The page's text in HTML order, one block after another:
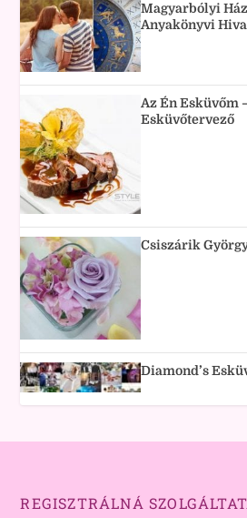
Magyarbólyi
Anyakönyvi
Az Én Esküvőm
Esküvőtervező
Csiszárik
Diamond’s
REGISZTRÁLNÁ